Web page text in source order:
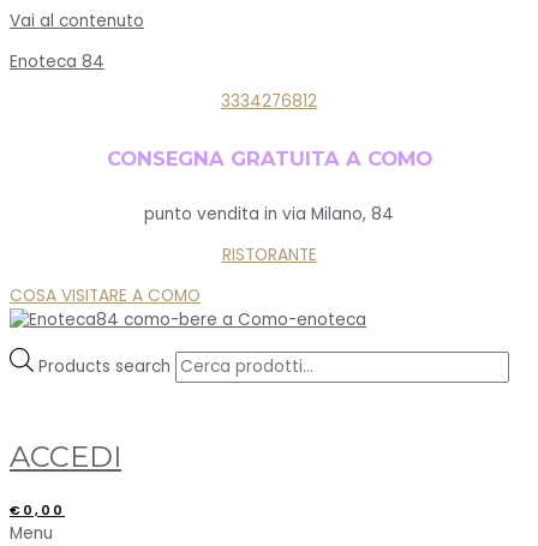
Vai al contenuto
Enoteca 84
3334276812
CONSEGNA GRATUITA A COMO
punto vendita in via Milano, 84
RISTORANTE
COSA VISITARE A COMO
Products search
ACCEDI
€ 0,00
Menu